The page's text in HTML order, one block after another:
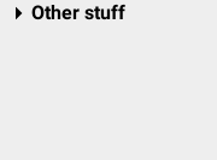
Other stuff